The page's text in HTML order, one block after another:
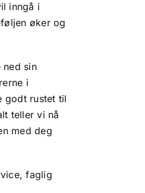
inngå i
øker og
ned sin
i
godt rustet til
teller vi nå
med deg
faglig